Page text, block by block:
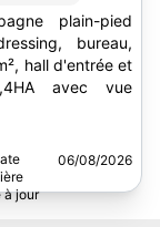
plain-pied
bureau,
hall d'entrée et
avec vue
06/08/2026